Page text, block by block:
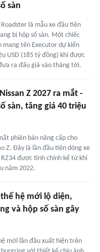
sàn
là mẫu xe đầu tiên
bị hộp số sàn. Một chiếc
mang tên Executor dự kiến
USD (185 tỷ đồng) khi được
ra đấu giá vào tháng tới.
Z 2027 ra mắt -
sàn, tăng giá 40 triệu
phiên bản nâng cấp cho
Z. Đây là lần đầu tiên dòng xe
được tinh chỉnh kể từ khi
năm 2022.
hệ mới lộ diện,
và hộp số sàn gây
mới lần đầu xuất hiện trên